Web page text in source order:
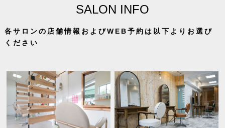
SALON INFO
各サロンの店舗情報およびWEB予約は以下よりお選び
ください